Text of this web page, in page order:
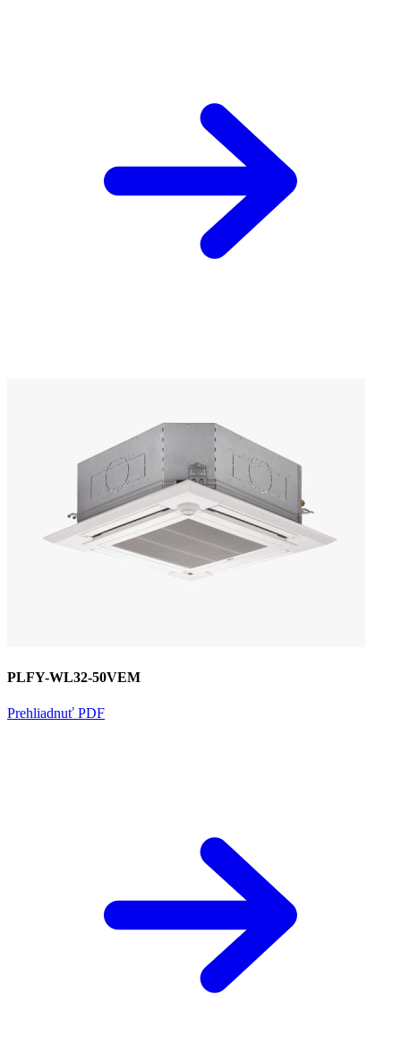
PLFY-WL32-50VEM
Prehliadnuť PDF